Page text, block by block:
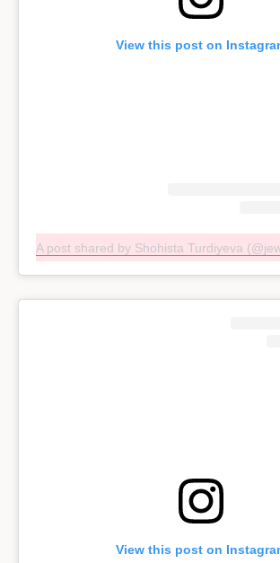
View this post on
A post shared by Shohista Turdiyeva
View this post on